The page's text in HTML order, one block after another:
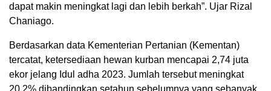
dapat makin meningkat lagi dan lebih berkah”. Ujar Rizal
Chaniago.
Berdasarkan data Kementerian Pertanian (Kementan)
tercatat, ketersediaan hewan kurban mencapai 2,74 juta
ekor jelang Idul adha 2023. Jumlah tersebut meningkat